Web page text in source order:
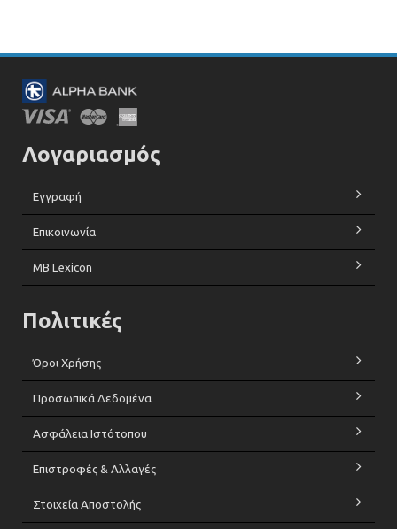
Λογαριασμός
Εγγραφή
Επικοινωνία
MB Lexicon
Πολιτικές
Όροι Χρήσης
Προσωπικά Δεδομένα
Ασφάλεια Ιστότοπου
Επιστροφές & Αλλαγές
Στοιχεία Αποστολής